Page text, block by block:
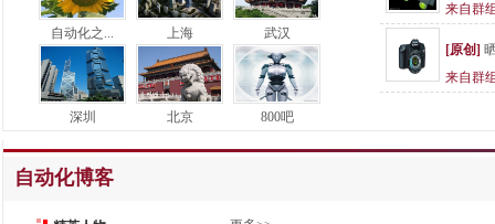
自动化之... 上海 武汉
深圳 北京 800吧
来自群
[原创]
来自群
自动化博客